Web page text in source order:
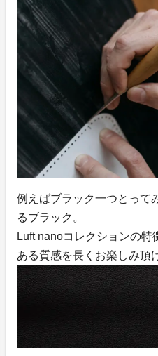
例えばブラック一つとって
るブラック。
Luft nanoコレクションの
ある質感を長くお楽しみ頂